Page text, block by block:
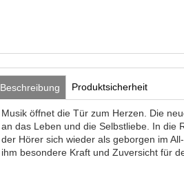
Beschreibung Produktsicherheit
Musik öffnet die Tür zum Herzen. Die
an das Leben und die Selbstliebe. In die
der Hörer sich wieder als geborgen im
ihm besondere Kraft und Zuversicht für